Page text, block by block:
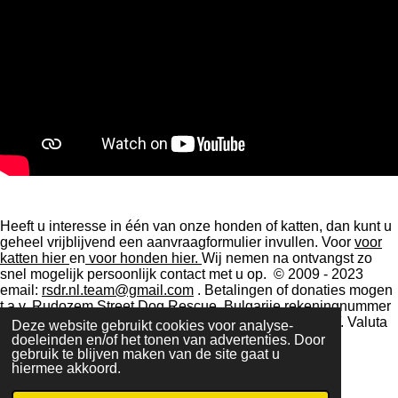
Deze website gebruikt cookies voor analyse-
doeleinden en/of het tonen van advertenties. Door
gebruik te blijven maken van de site gaat u
hiermee akkoord.
Heeft u interesse in één van onze honden of katten, dan kunt u
geheel vrijblijvend een aanvraagformulier invullen. Voor voor
katten hier en voor honden hier. Wij nemen na ontvangst zo
snel mogelijk persoonlijk contact met u op. © 2009 - 2023
email: rsdr.nl.team@gmail.com . Betalingen of donaties mogen
t.a.v. Rudozem Street Dog Rescue, Bulgarije rekeningnummer
IBAN BG55 STSA 93000016929092. BIC STSABGSF. Valuta
in euro's.